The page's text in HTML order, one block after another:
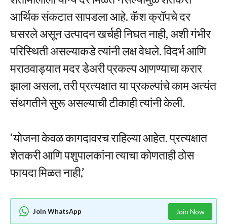
आर्थिक संकटात सापडला आहे. कॅश क्रॉपचे दर
घसरले असून उत्पादन खर्चही निघत नाही, अशी गंभीर
परिस्थिती असल्याकडे त्यांनी लक्ष वेधले. विदर्भ आणि
मराठवाड्यात मदर डेअरी प्रकल्प आणण्याचा करार
झाला असला, तरी प्रत्यक्षात या प्रकल्पांचे काम अत्यंत
संथगतीने सुरू असल्याची टीकाही त्यांनी केली.
‘योजना केवळ कागदावरच राहिल्या आहेत. प्रत्यक्षात
शेतकरी आणि पशुपालकांना त्याचा कोणताही ठोस
फायदा मिळत नाही,’
Join WhatsApp Join Now